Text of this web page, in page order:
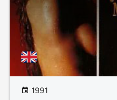
1991